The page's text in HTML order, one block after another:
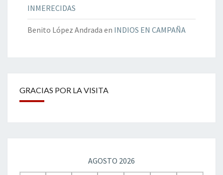
INMERECIDAS
Benito López Andrada en INDIOS EN CAMPAÑA
GRACIAS POR LA VISITA
AGOSTO 2026